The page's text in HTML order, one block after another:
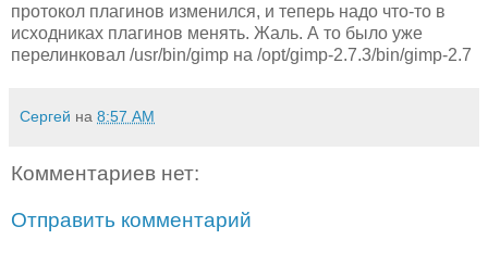
протокол плагинов изменился, и теперь надо что-то в
исходниках плагинов менять. Жаль. А то было уже
перелинковал /usr/bin/gimp на /opt/gimp-2.7.3/bin/gimp-2.7
Сергей на 8:57 AM
Комментариев нет:
Отправить комментарий